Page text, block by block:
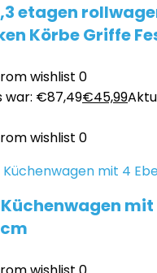
etagen
Körbe Griffe
wishlist 0
war: €87,49€45,99
wishlist 0